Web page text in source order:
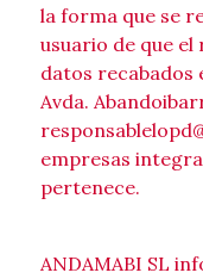
la forma que se
usuario de que
datos recabados
Avda.
empresas
pertenece.
ANDAMABI SL